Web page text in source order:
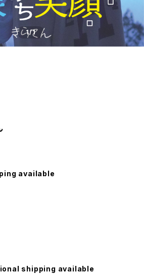
1/1
available
shipping available